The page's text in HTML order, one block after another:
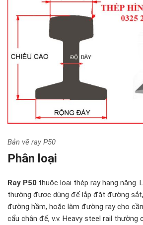
Bản vẽ ray P50
Phân loại
Ray P50 thuộc loại thép ray hạng nặng.
thường được dùng để lắp đặt đường
đường hầm, hoặc làm đường ray cho
cẩu chân đế, v.v. Heavy steel rail thường